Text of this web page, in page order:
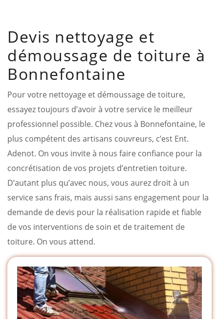
Devis nettoyage et
démoussage de toiture à
Bonnefontaine
Pour votre nettoyage et démoussage de toiture,
essayez toujours d’avoir à votre service le meilleur
professionnel possible. Chez vous à Bonnefontaine, le
plus compétent des artisans couvreurs, c’est Ent.
Adenot. On vous invite à nous faire confiance pour la
concrétisation de vos projets d’entretien toiture.
D’autant plus qu’avec nous, vous aurez droit à un
service sans frais, mais aussi sans engagement pour la
demande de devis pour la réalisation rapide et fiable
de vos interventions de soin et de traitement de
toiture. On vous attend.